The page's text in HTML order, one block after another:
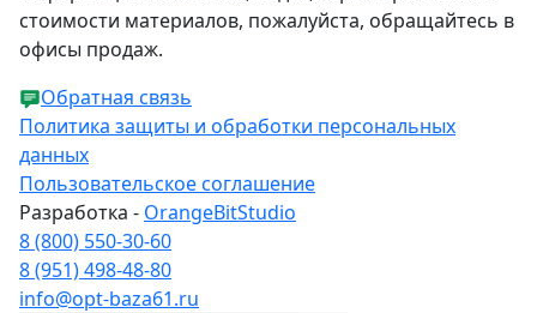
стоимости материалов, пожалуйста, обращайтесь в
офисы продаж.
Обратная связь
Политика защиты и обработки персональных
данных
Пользовательское соглашение
Разработка - OrangeBitStudio
8 (800) 550-30-60
8 (951) 498-48-80
info@opt-baza61.ru